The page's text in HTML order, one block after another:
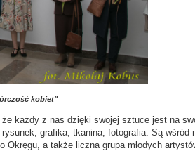
kobiet"
każdy z nas dzięki swojej sztuce jest na
grafika, tkanina, fotografia. Są
Okręgu, a także liczna grupa młodych